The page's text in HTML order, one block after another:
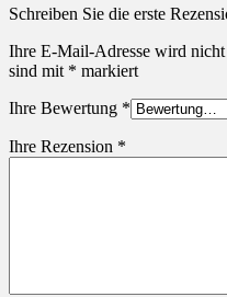
Schreiben Sie die erste
Ihre E-Mail-Adresse wird
sind mit * markiert
Ihre Bewertung *
Ihre Rezension *